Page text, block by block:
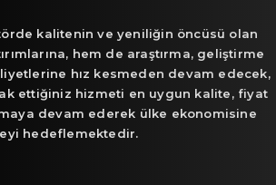
kalitenin ve yeniliğin öncüsü olan
hem de araştırma, geliştirme
hız kesmeden devam edecek,
ettiğiniz hizmeti en uygun kalite, fiyat
devam ederek ülke ekonomisine
hedeflemektedir.